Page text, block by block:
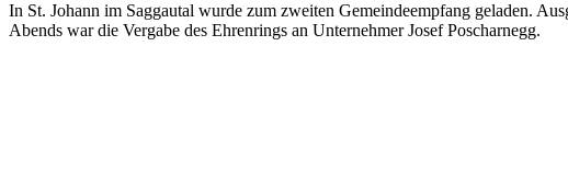
In St. Johann im Saggautal wurde zum zweiten Gemeindeempfang geladen.
Abends war die Vergabe des Ehrenrings an Unternehmer Josef Poscharnegg.